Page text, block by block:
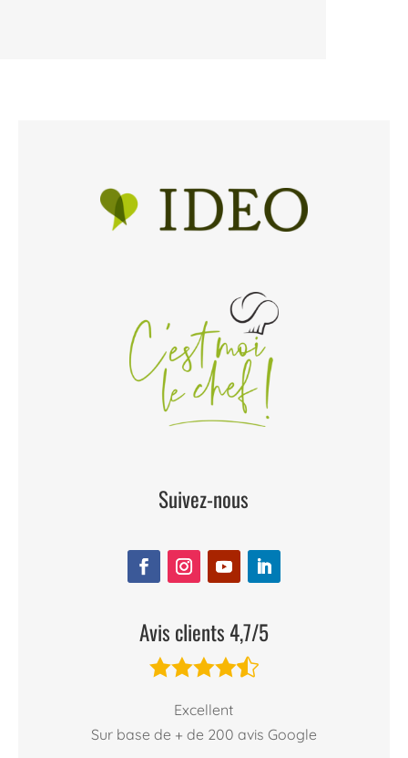
Suivez-nous
Avis clients 4,7/5

Excellent
Sur base de + de 200 avis Google